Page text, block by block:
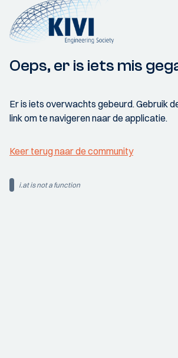
Oeps, er is iets mis
Er is iets overwachts gebeurd. Gebruik
link om te navigeren naar de applicatie.
Keer terug naar de community
i.at is not a function